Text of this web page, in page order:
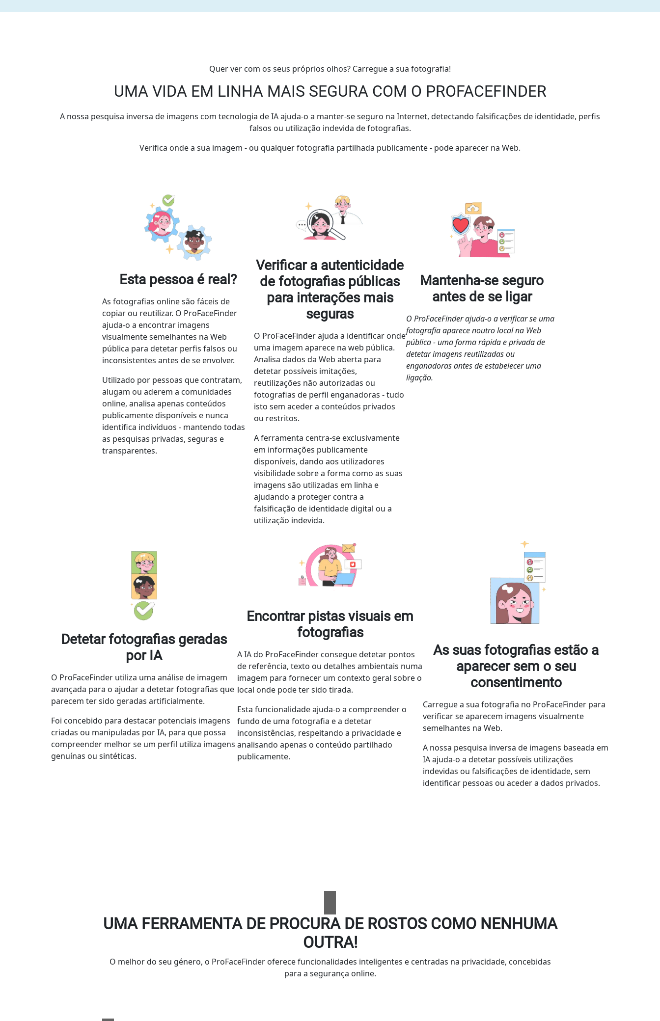
Quer ver com os seus próprios olhos? Carregue a sua fotografia!
UMA VIDA EM LINHA MAIS SEGURA COM O PROFACEFINDER
A nossa pesquisa inversa de imagens com tecnologia de IA ajuda-o a manter-se seguro na Internet, detectando falsificações de identidade, perfis
falsos ou utilização indevida de fotografias.
Verifica onde a sua imagem - ou qualquer fotografia partilhada publicamente - pode aparecer na Web.
Esta pessoa é real?
As fotografias online são fáceis de
copiar ou reutilizar. O ProFaceFinder
ajuda-o a encontrar imagens
visualmente semelhantes na Web
pública para detetar perfis falsos ou
inconsistentes antes de se envolver.
Utilizado por pessoas que contratam,
alugam ou aderem a comunidades
online, analisa apenas conteúdos
publicamente disponíveis e nunca
identifica indivíduos - mantendo todas
as pesquisas privadas, seguras e
transparentes.
Verificar a autenticidade
de fotografias públicas
para interações mais
seguras
O ProFaceFinder ajuda a identificar onde
uma imagem aparece na web pública.
Analisa dados da Web aberta para
detetar possíveis imitações,
reutilizações não autorizadas ou
fotografias de perfil enganadoras - tudo
isto sem aceder a conteúdos privados
ou restritos.
A ferramenta centra-se exclusivamente
em informações publicamente
disponíveis, dando aos utilizadores
visibilidade sobre a forma como as suas
imagens são utilizadas em linha e
ajudando a proteger contra a
falsificação de identidade digital ou a
utilização indevida.
Mantenha-se seguro
antes de se ligar
O ProFaceFinder ajuda-o a verificar se uma
fotografia aparece noutro local na Web
pública - uma forma rápida e privada de
detetar imagens reutilizadas ou
enganadoras antes de estabelecer uma
ligação.
Detetar fotografias geradas
por IA
O ProFaceFinder utiliza uma análise de imagem
avançada para o ajudar a detetar fotografias que
parecem ter sido geradas artificialmente.
Foi concebido para destacar potenciais imagens
criadas ou manipuladas por IA, para que possa
compreender melhor se um perfil utiliza imagens
genuínas ou sintéticas.
Encontrar pistas visuais em
fotografias
A IA do ProFaceFinder consegue detetar pontos
de referência, texto ou detalhes ambientais numa
imagem para fornecer um contexto geral sobre o
local onde pode ter sido tirada.
Esta funcionalidade ajuda-o a compreender o
fundo de uma fotografia e a detetar
inconsistências, respeitando a privacidade e
analisando apenas o conteúdo partilhado
publicamente.
As suas fotografias estão a
aparecer sem o seu
consentimento
Carregue a sua fotografia no ProFaceFinder para
verificar se aparecem imagens visualmente
semelhantes na Web.
A nossa pesquisa inversa de imagens baseada em
IA ajuda-o a detetar possíveis utilizações
indevidas ou falsificações de identidade, sem
identificar pessoas ou aceder a dados privados.
UMA FERRAMENTA DE PROCURA DE ROSTOS COMO NENHUMA
OUTRA!
O melhor do seu género, o ProFaceFinder oferece funcionalidades inteligentes e centradas na privacidade, concebidas
para a segurança online.